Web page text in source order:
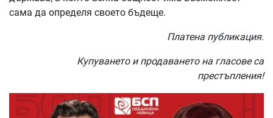
сама да определя своето бъдеще.
Платена публикация.
Купуването и продаването на гласове са
престъпления!